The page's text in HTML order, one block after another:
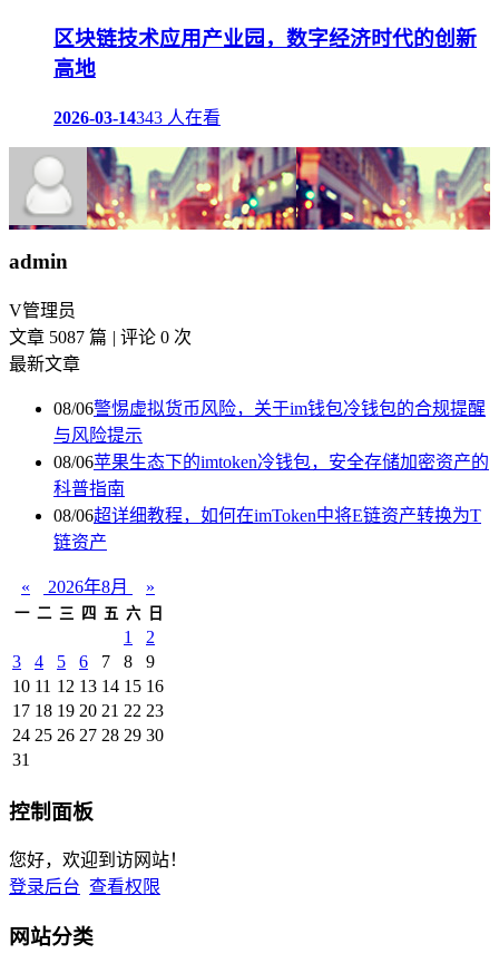
区块链技术应用产业园，数字经济时代的创新
高地
2026-03-14343 人在看
admin
V管理员
文章 5087 篇 | 评论 0 次
最新文章
08/06警惕虚拟货币风险，关于im钱包冷钱包的合规提醒
与风险提示
08/06苹果生态下的imtoken冷钱包，安全存储加密资产的
科普指南
08/06超详细教程，如何在imToken中将E链资产转换为T
链资产
« 2026年8月 »
一 二 三 四 五 六 日
1
2
3
4 5 6 7 8
9
10 11 12 13 14 15 16
17 18 19 20 21 22 23
24 25 26 27 28 29 30
31
控制面板
您好，欢迎到访网站！
登录后台 查看权限
网站分类